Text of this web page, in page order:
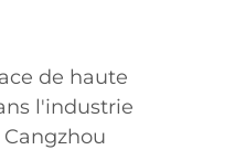
de haute
l'industrie